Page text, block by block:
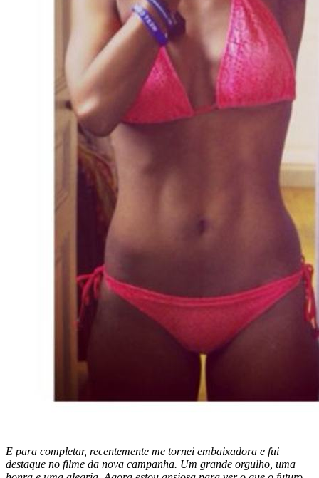
E para completar, recentemente me tornei embaixadora e fui
destaque no filme da nova campanha. Um grande orgulho, uma